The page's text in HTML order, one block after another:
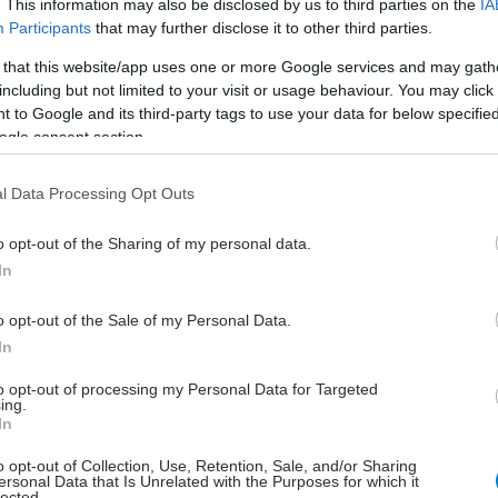
This information may also be disclosed by us to third parties on the
Participants that may further disclose it to other third parties.
that this website/app uses one or more Google services and may
but not limited to your visit or usage behaviour. You may
to Google and its third-party tags to use your data for below
consent section.
Data Processing Opt Outs
opt-out of the Sharing of my personal data.
opt-out of the Sale of my Personal Data.
opt-out of processing my Personal Data for Targeted
opt-out of Collection, Use, Retention, Sale, and/or Sharing
Data that Is Unrelated with the Purposes for which it
Στο μέλλον ίσως καταστεί δυνατή η
μέσω ανάλυσης του μικροβιώματος.
1ο Εθνικό Forum για τη Νόσο
Θεσμικές πρωτοβουλίες,
ενεργός συμμετοχή ασθενών και
Η ανακάλυψη που αλλάζει την